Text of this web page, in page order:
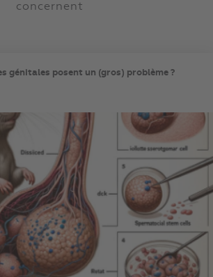
concernent
génitales posent un (gros) problème ?